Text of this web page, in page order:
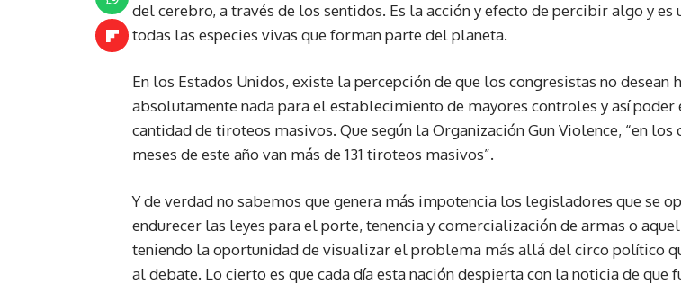
del cerebro, a través de los sentidos. Es la acción y efecto de percibir algo y es
todas las especies vivas que forman parte del planeta.
En los Estados Unidos, existe la percepción de que los congresistas no desean
absolutamente nada para el establecimiento de mayores controles y así
cantidad de tiroteos masivos. Que según la Organización Gun Violence, “en
meses de este año van más de 131 tiroteos masivos”.
Y de verdad no sabemos que genera más impotencia los legisladores que se
endurecer las leyes para el porte, tenencia y comercialización de armas o
teniendo la oportunidad de visualizar el problema más allá del circo político
al debate. Lo cierto es que cada día esta nación despierta con la noticia de que